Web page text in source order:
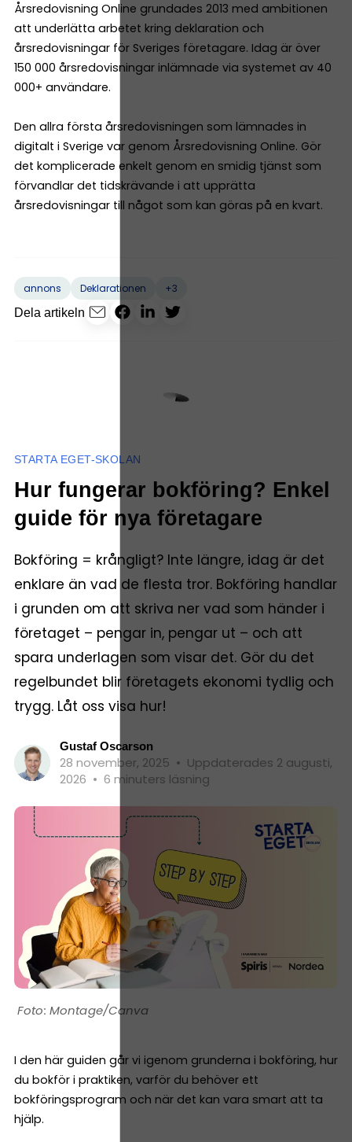
Årsredovisning Online grundades 2013 med ambitionen
att underlätta arbetet kring deklaration och
årsredovisningar för Sveriges företagare. Idag är över
150 000 årsredovisningar inlämnade via systemet av 40
000+ användare.
Den allra första årsredovisningen som lämnades in
digitalt i Sverige var genom Årsredovisning Online. Gör
det komplicerade enkelt genom en smidig tjänst som
förvandlar det tidskrävande i att upprätta
årsredovisningar till något som kan göras på en kvart.
annons Deklarationen
+3
Dela artikeln
STARTA EGET-SKOLAN
Hur fungerar bokföring? Enkel
guide för nya företagare
Bokföring = krångligt? Inte längre, idag är det
enklare än vad de flesta tror. Bokföring handlar
i grunden om att skriva ner vad som händer i
företaget – pengar in, pengar ut – och att
spara underlagen som visar det. Gör du det
regelbundet blir företagets ekonomi tydlig och
trygg. Låt oss visa hur!
Gustaf Oscarson
28 november, 2025 • Uppdaterades 2 augusti,
2026 • 6 minuters läsning
Montage/Canva
I den här guiden går vi igenom grunderna i bokföring, hur
du bokför i praktiken, varför du behöver ett
bokföringsprogram och när det kan vara smart att ta
hjälp.